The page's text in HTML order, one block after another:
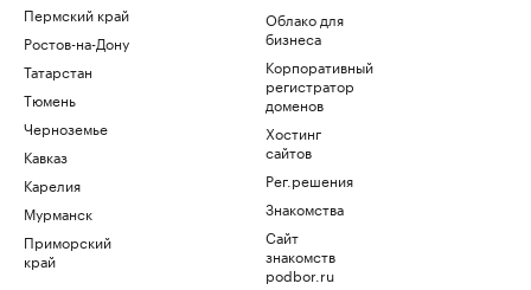
Пермский край
Ростов-на-Дону
Татарстан
Тюмень
Черноземье
Кавказ
Карелия
Мурманск
Приморский
край
Облако для
бизнеса
Корпоративный
регистратор
доменов
Хостинг
сайтов
Рег.решения
Знакомства
Сайт
знакомств
podbor.ru